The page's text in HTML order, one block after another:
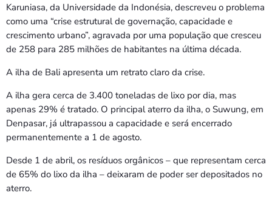
Karuniasa, da Universidade da Indonésia, descreveu o problema
como uma “crise estrutural de governação, capacidade e
crescimento urbano”, agravada por uma população que cresceu
de 258 para 285 milhões de habitantes na última década.
A ilha de Bali apresenta um retrato claro da crise.
A ilha gera cerca de 3.400 toneladas de lixo por dia, mas
apenas 29% é tratado. O principal aterro da ilha, o Suwung, em
Denpasar, já ultrapassou a capacidade e será encerrado
permanentemente a 1 de agosto.
Desde 1 de abril, os resíduos orgânicos – que representam cerca
de 65% do lixo da ilha – deixaram de poder ser depositados no
aterro.